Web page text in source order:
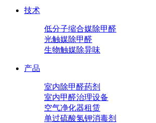
技术
低分子缩合媒除甲醛
光触媒除甲醛
生物触媒除异味
产品
室内除甲醛药剂
室内甲醛治理设备
空气净化器租赁
单过硫酸氢钾消毒剂